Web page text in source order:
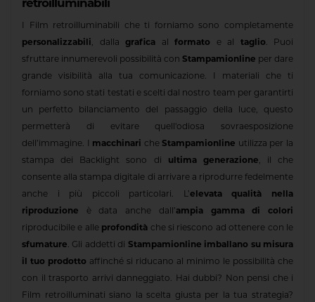
I Film retroilluminabili che ti forniamo sono completamente
personalizzabili , dalla grafica al formato e al taglio . Puoi
sfruttare innumerevoli possibilità con Stampamionline per dare
grande visibilità alla tua comunicazione. I materiali che ti
forniamo sono stati testati e scelti dal nostro team per garantirti
un perfetto bilanciamento del passaggio della luce, questo
permetterà di evitare quell'odiosa sovraesposizione
dell’immagine. I macchinari che Stampamionline utilizza per la
stampa dei Backlight sono di ultima generazione , il che
consente alla stampa digitale di arrivare a riprodurre fedelmente
anche i più piccoli particolari. L’elevata qualità nella
riproduzione è data anche dall’ampia gamma di colori
riproducibile e alle profondità che si riescono ad ottenere con le
sfumature . Gli addetti di Stampamionline imballano su misura
il tuo prodotto affinché si riducano al minimo le possibilità che
con il trasporto arrivi danneggiato. Hai dubbi? Non pensi che i
Film retroilluminati siano la scelta giusta per la tua strategia?